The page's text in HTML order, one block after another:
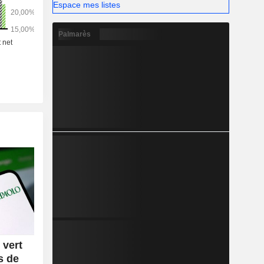
vert
de
Espace mes listes
Palmarès